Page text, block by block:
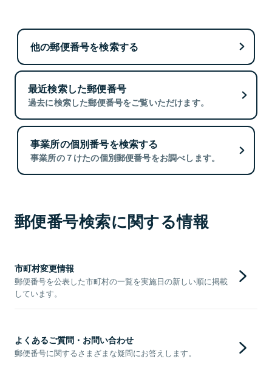
他の郵便番号を検索する
最近検索した郵便番号
過去に検索した郵便番号をご覧いただけます。
事業所の個別番号を検索する
事業所の７けたの個別郵便番号をお調べします。
郵便番号検索に関する情報
市町村変更情報
郵便番号を公表した市町村の一覧を実施日の新しい順に掲載
しています。
よくあるご質問・お問い合わせ
郵便番号に関するさまざまな疑問にお答えします。